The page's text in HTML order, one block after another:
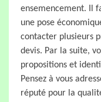
ensemencement. Il
une pose
contacter plusieurs
devis. Par la suite,
propositions et
Pensez à vous
réputé pour la